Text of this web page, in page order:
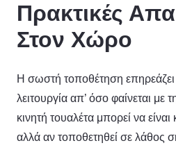
Πρακτικές
Στον Χώρο
Η σωστή τοποθέτηση
λειτουργία απ’ όσο φαίνεται με
κινητή τουαλέτα μπορεί να
αλλά αν τοποθετηθεί σε λάθος